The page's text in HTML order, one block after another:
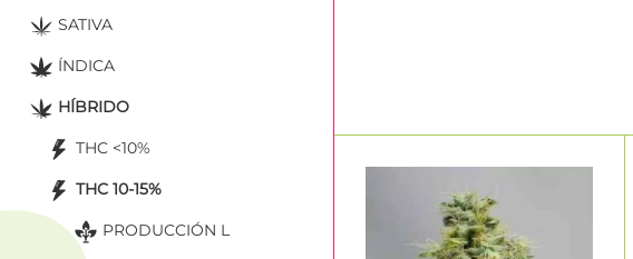
SATIVA
ÍNDICA
HÍBRIDO
THC <10%
THC 10-15%
PRODUCCIÓN L